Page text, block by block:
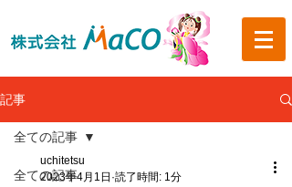
記事
全ての記事
全ての記事
uchitetsu
2023年4月1日 読了時間: 1分